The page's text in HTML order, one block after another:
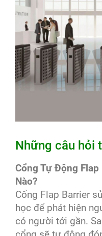
Những câu hỏi
Cổng Tự Động
Nào?
Cổng Flap Barrier
học để phát hiện
có người tới gần.